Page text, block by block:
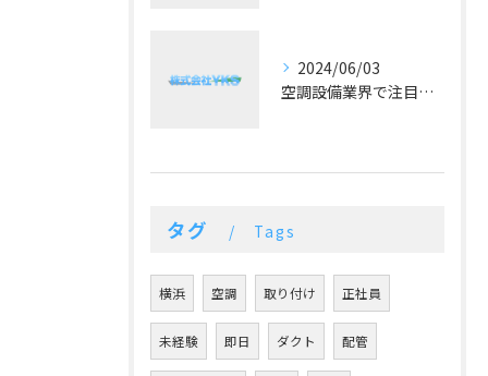
2024/06/03
空調設備業界で注目！冷暖房の最新トレンドとは？
タグ Tags
横浜 空調 取り付け 正社員
未経験 即日 ダクト 配管